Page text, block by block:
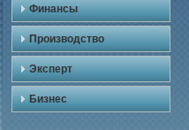
Финансы
Производство
Эксперт
Бизнес